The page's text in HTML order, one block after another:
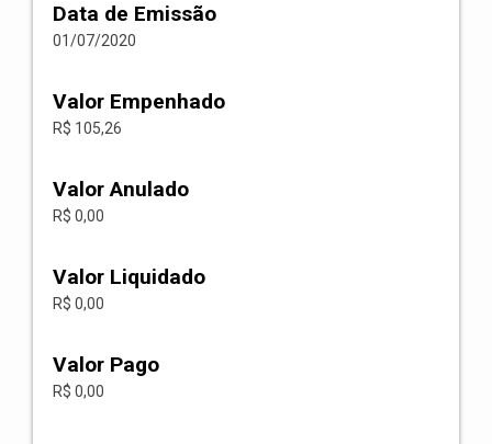
Data de Emissão
01/07/2020
Valor Empenhado
R$ 105,26
Valor Anulado
R$ 0,00
Valor Liquidado
R$ 0,00
Valor Pago
R$ 0,00